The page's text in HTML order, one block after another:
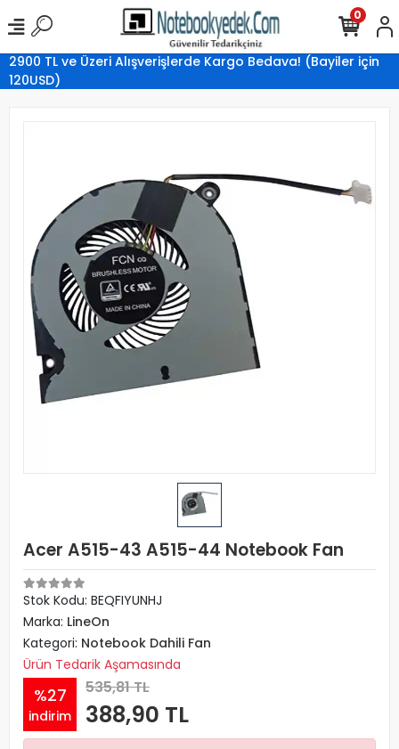
2900 TL ve Üzeri Alışverişlerde Kargo Bedava! (Bayiler için
120USD)
0
Acer A515-43 A515-44 Notebook Fan
Stok Kodu: BEQFIYUNHJ
Marka: LineOn
Kategori: Notebook Dahili Fan
Ürün Tedarik Aşamasında
%27
indirim
535,81 TL
388,90 TL